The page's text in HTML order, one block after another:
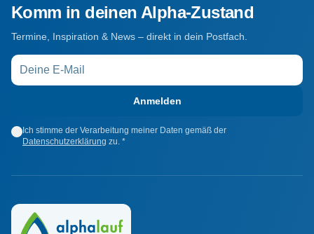
Komm in deinen Alpha-Zustand
Termine, Inspiration & News – direkt in dein Postfach.
Anmelden
Ich stimme der Verarbeitung meiner Daten gemäß der
Datenschutzerklärung zu. *